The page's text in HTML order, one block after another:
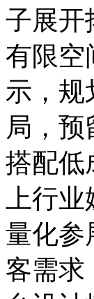
子展开
有限空
示，规
局，
搭配低
上行
量化参
客需求